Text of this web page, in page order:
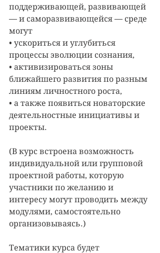
поддерживающей, развивающей
— и саморазвивающейся — среде
могут
• ускориться и углубиться
процессы эволюции сознания,
• активизироваться зоны
ближайшего развития по разным
линиям личностного роста,
• а также появиться новаторские
деятельностные инициативы и
проекты.
(В курс встроена возможность
индивидуальной или групповой
проектной работы, которую
участники по желанию и
интересу могут проводить между
модулями, самостоятельно
организовываясь.)
Тематики курса будет